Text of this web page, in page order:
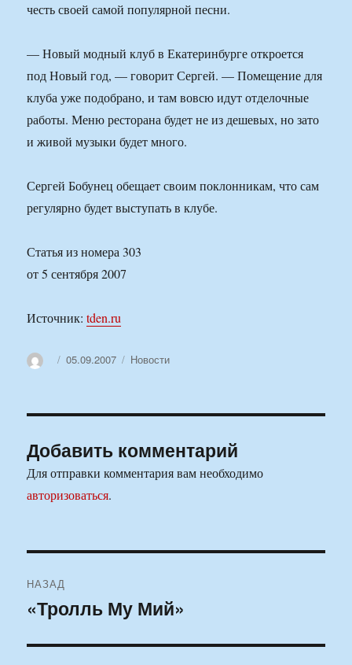
честь своей самой популярной песни.
— Новый модный клуб в Екатеринбурге откроется
под Новый год, — говорит Сергей. — Помещение для
клуба уже подобрано, и там вовсю идут отделочные
работы. Меню ресторана будет не из дешевых, но зато
и живой музыки будет много.
Сергей Бобунец обещает своим поклонникам, что сам
регулярно будет выступать в клубе.
Статья из номера 303
от 5 сентября 2007
Источник:tden.ru
АвторОпубликовано
05.09.2007 Рубрики
Новости
Добавить комментарий
Для отправки комментария вам необходимо
авторизоваться.
по
НАЗАД
Предыдущая
«Тролль Му Мий»